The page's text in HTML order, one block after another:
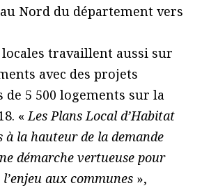
Nord du département vers
travaillent aussi sur
avec des projets
de 5 500 logements sur la
«Les Plans Local d’Habitat
à la hauteur de la demande
démarche vertueuse pour
aux communes »,